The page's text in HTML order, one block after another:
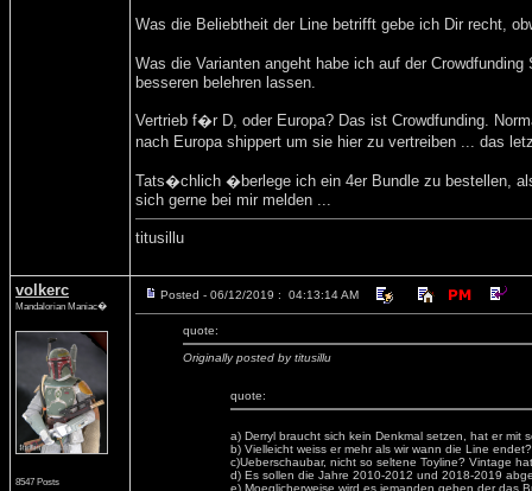
Was die Beliebtheit der Line betrifft gebe ich Dir recht,
Was die Varianten angeht habe ich auf der
besseren belehren lassen.
Vertrieb f�r D, oder Europa? Das ist Crowdfunding.
nach Europa shippert um sie hier zu vertreiben ... das
Tats�chlich �berlege ich ein 4er Bundle zu bestellen,
sich gerne bei mir melden ...
titusillu
volkerc
Mandalorian Maniac�
8547 Posts
Posted - 06/12/2019 : 04:13:14 AM
quote:
Originally posted by titusillu
quote:
a) Derryl braucht sich kein Denkmal setzen, hat er mit
b) Vielleicht weiss er mehr als wir wann die Line
c)Ueberschaubar, nicht so seltene Toyline? Vintage
d) Es sollen die Jahre 2010-2012 und 2018-2019
e) Moeglicherweise wird es jemanden geben der das